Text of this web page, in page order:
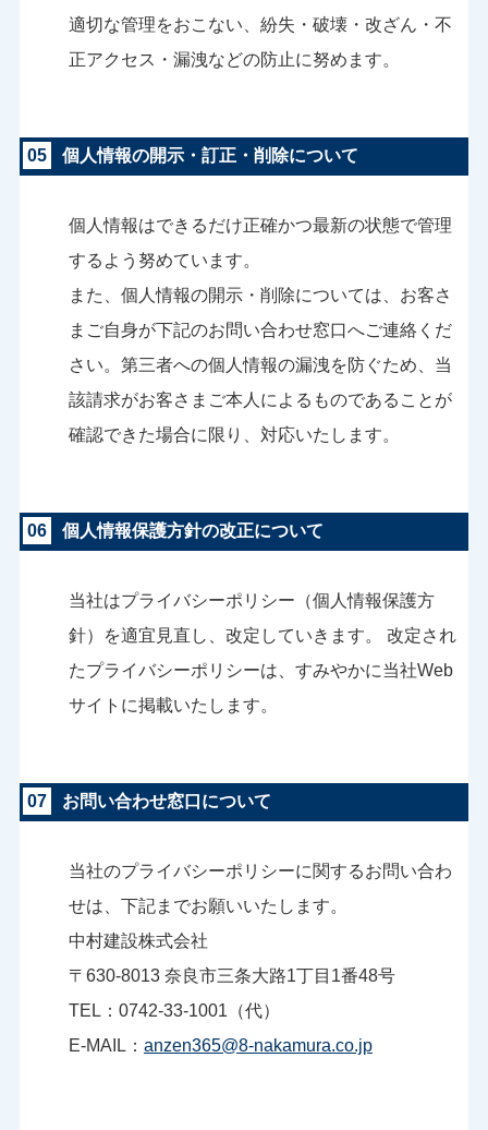
適切な管理をおこない、紛失・破壊・改ざん・不
正アクセス・漏洩などの防止に努めます。
05 個人情報の開示・訂正・削除について
個人情報はできるだけ正確かつ最新の状態で管理
するよう努めています。
また、個人情報の開示・削除については、お客さ
まご自身が下記のお問い合わせ窓口へご連絡くだ
さい。第三者への個人情報の漏洩を防ぐため、当
該請求がお客さまご本人によるものであることが
確認できた場合に限り、対応いたします。
06 個人情報保護方針の改正について
当社はプライバシーポリシー（個人情報保護方
針）を適宜見直し、改定していきます。 改定され
たプライバシーポリシーは、すみやかに当社Web
サイトに掲載いたします。
07 お問い合わせ窓口について
当社のプライバシーポリシーに関するお問い合わ
せは、下記までお願いいたします。
中村建設株式会社
〒630-8013 奈良市三条大路1丁目1番48号
TEL：0742-33-1001（代）
E-MAIL： anzen365@8-nakamura.co.jp